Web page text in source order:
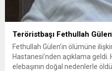
Teröristbaşı Fethullah
Fethullah Gülen’in ölümüne
Hastanesi’nden açıklama
elebaşının doğal nedenlerle